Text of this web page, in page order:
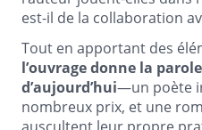
est-il de la collaboration
Tout en apportant des
l’ouvrage donne la
d’aujourd’hui—un poète
nombreux prix, et une
auscultent leur propre